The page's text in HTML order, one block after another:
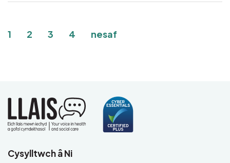
Pagination
Current page
1 Tudalen
2 Tudalen
3 Tudalen
4 nesaf
Cysylltwch â Ni